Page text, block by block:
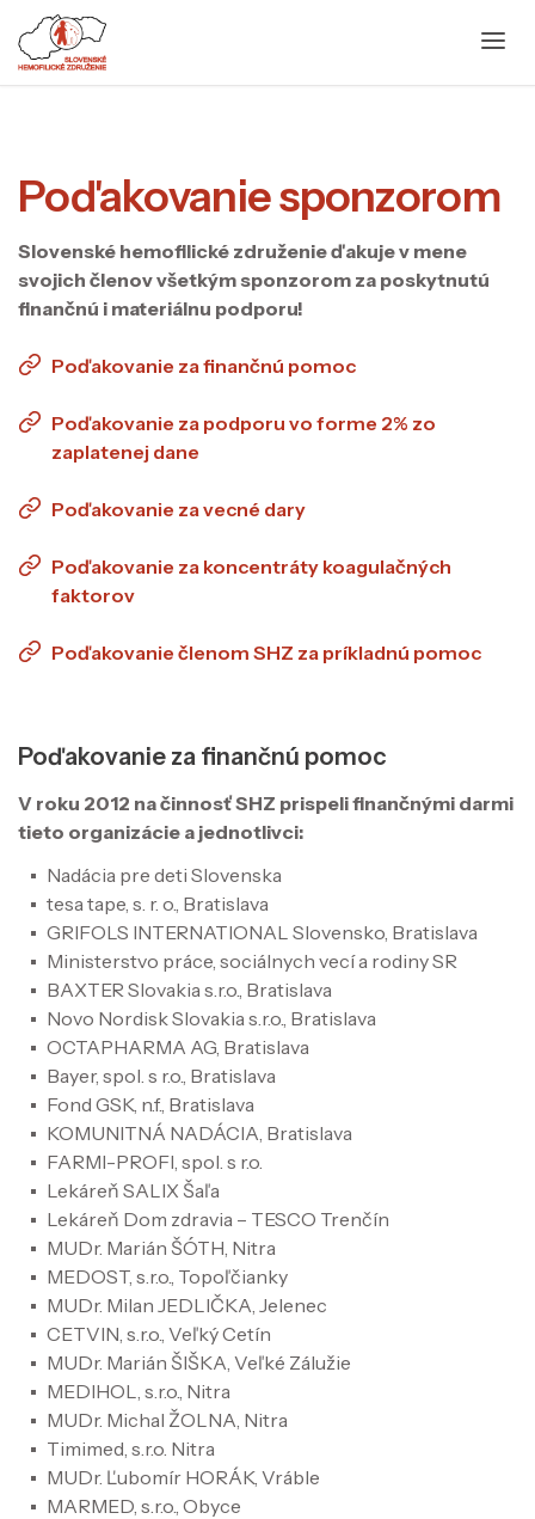
Poďakovanie sponzorom
Slovenské hemofilické združenie ďakuje v mene
svojich členov všetkým sponzorom za poskytnutú
finančnú i materiálnu podporu!
Poďakovanie za finančnú pomoc
Poďakovanie za podporu vo forme 2% zo
zaplatenej dane
Poďakovanie za vecné dary
Poďakovanie za koncentráty koagulačných
faktorov
Poďakovanie členom SHZ za príkladnú pomoc
Poďakovanie za finančnú pomoc
V roku 2012 na činnosť SHZ prispeli finančnými darmi
tieto organizácie a jednotlivci:
Nadácia pre deti Slovenska
tesa tape, s. r. o., Bratislava
GRIFOLS INTERNATIONAL Slovensko, Bratislava
Ministerstvo práce, sociálnych vecí a rodiny SR
BAXTER Slovakia s.r.o., Bratislava
Novo Nordisk Slovakia s.r.o., Bratislava
OCTAPHARMA AG, Bratislava
Bayer, spol. s r.o., Bratislava
Fond GSK, n.f., Bratislava
KOMUNITNÁ NADÁCIA, Bratislava
FARMI-PROFI, spol. s r.o.
Lekáreň SALIX Šaľa
Lekáreň Dom zdravia – TESCO Trenčín
MUDr. Marián ŠÓTH, Nitra
MEDOST, s.r.o., Topoľčianky
MUDr. Milan JEDLIČKA, Jelenec
CETVIN, s.r.o., Veľký Cetín
MUDr. Marián ŠIŠKA, Veľké Zálužie
MEDIHOL, s.r.o., Nitra
MUDr. Michal ŽOLNA, Nitra
Timimed, s.r.o. Nitra
MUDr. Ľubomír HORÁK, Vráble
MARMED, s.r.o., Obyce